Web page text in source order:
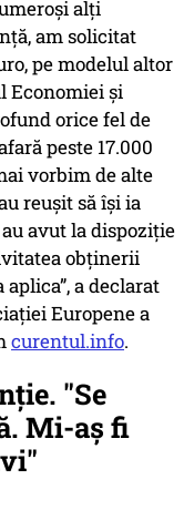
alți
am solicitat
pe modelul altor
Economiei și
orice fel de
peste 17.000
vorbim de alte
reușit să își ia
avut la dispoziție
obținerii
a declarat
Europene a
curentul.info.
"Se
Mi-aş fi